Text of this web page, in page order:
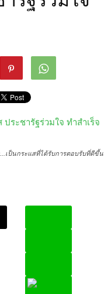
เป็นกระแสที่ได้รับการตอบรับที่ดีขึ้น